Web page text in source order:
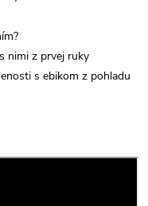
nimi z prvej ruky
s ebikom z pohladu